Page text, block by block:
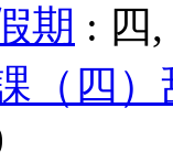
期 : 四,
（四